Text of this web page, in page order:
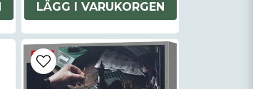
LÄGG I VARUKORGEN